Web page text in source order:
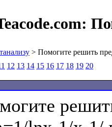
> Помогите решить
12 13 14 15 16 17 18 19 20